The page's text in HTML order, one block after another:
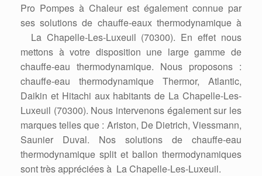
Pro Pompes à Chaleur est également connue par
ses solutions de chauffe-eaux thermodynamique à
La Chapelle-Les-Luxeuil (70300). En effet nous
mettons à votre disposition une large gamme de
chauffe-eau thermodynamique. Nous proposons :
chauffe-eau thermodynamique Thermor, Atlantic,
Daikin et Hitachi aux habitants de La Chapelle-Les-
Luxeuil (70300). Nous intervenons également sur les
marques telles que : Ariston, De Dietrich, Viessmann,
Saunier Duval. Nos solutions de chauffe-eau
thermodynamique split et ballon thermodynamiques
sont très appréciées à La Chapelle-Les-Luxeuil.